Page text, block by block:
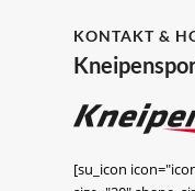
KONTAKT &
[su_icon